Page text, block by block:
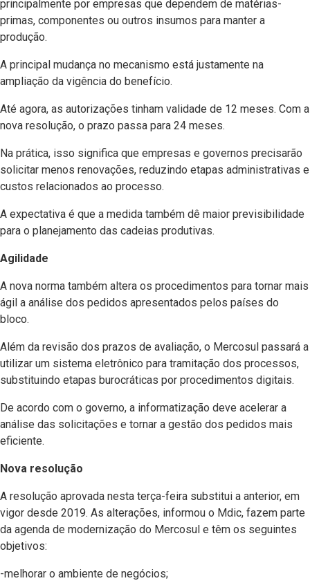
principalmente por empresas que dependem de matérias-
primas, componentes ou outros insumos para manter a
produção.
A principal mudança no mecanismo está justamente na
ampliação da vigência do benefício.
Até agora, as autorizações tinham validade de 12 meses. Com a
nova resolução, o prazo passa para 24 meses.
Na prática, isso significa que empresas e governos precisarão
solicitar menos renovações, reduzindo etapas administrativas e
custos relacionados ao processo.
A expectativa é que a medida também dê maior previsibilidade
para o planejamento das cadeias produtivas.
Agilidade
A nova norma também altera os procedimentos para tornar mais
ágil a análise dos pedidos apresentados pelos países do
bloco.
Além da revisão dos prazos de avaliação, o Mercosul passará a
utilizar um sistema eletrônico para tramitação dos processos,
substituindo etapas burocráticas por procedimentos digitais.
De acordo com o governo, a informatização deve acelerar a
análise das solicitações e tornar a gestão dos pedidos mais
eficiente.
Nova resolução
A resolução aprovada nesta terça-feira substitui a anterior, em
vigor desde 2019. As alterações, informou o Mdic, fazem parte
da agenda de modernização do Mercosul e têm os seguintes
objetivos:
-melhorar o ambiente de negócios;